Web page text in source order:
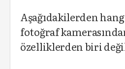
Aşağıdakilerden
fotoğraf
özelliklerden biri